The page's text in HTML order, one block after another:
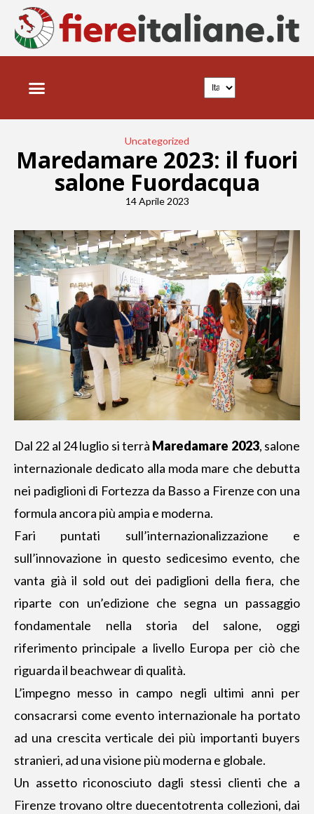
Uncategorized
Maredamare 2023: il fuori
salone Fuordacqua
14 Aprile 2023
Dal 22 al 24 luglio si terrà Maredamare 2023, salone
internazionale dedicato alla moda mare che debutta
nei padiglioni di Fortezza da Basso a Firenze con una
formula ancora più ampia e moderna.
Fari puntati sull’internazionalizzazione e
sull’innovazione in questo sedicesimo evento, che
vanta già il sold out dei padiglioni della fiera, che
riparte con un’edizione che segna un passaggio
fondamentale nella storia del salone, oggi
riferimento principale a livello Europa per ciò che
riguarda il beachwear di qualità.
L’impegno messo in campo negli ultimi anni per
consacrarsi come evento internazionale ha portato
ad una crescita verticale dei più importanti buyers
stranieri, ad una visione più moderna e globale.
Un assetto riconosciuto dagli stessi clienti che a
Firenze trovano oltre duecentotrenta collezioni, dai